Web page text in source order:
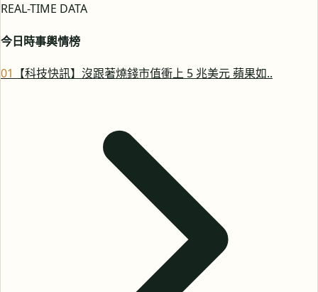
REAL-TIME DATA
今日時事輿情榜
01 【科技快訊】沒跟著燒錢市值衝上 5 兆美元 蘋果如..